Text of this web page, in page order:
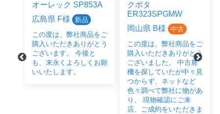
オーレック SP853A
広島県 F様
新品
この度は、弊社商品をご
購入いただきありがとう
ございます。 今後と
も、末永くよろしくお願
いいたします。
クボタ
ER323SPGMW
岡山県 B様
中古
この度は、弊社商品をご
購入いただきありがとう
ございました。 中古農
機を探していたが中々見
つからず、ネットなど
色々調べて弊社に物があ
り、 現物確認にご来
店、ご成約をいただきま